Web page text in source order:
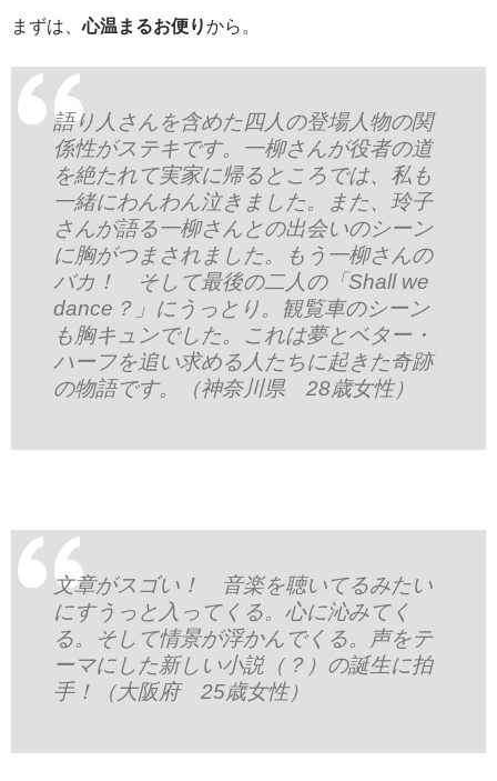
まずは、心温まるお便りから。
語り人さんを含めた四人の登場人物の関
係性がステキです。一柳さんが役者の道
を絶たれて実家に帰るところでは、私も
一緒にわんわん泣きました。また、玲子
さんが語る一柳さんとの出会いのシーン
に胸がつまされました。もう一柳さんの
バカ！ そして最後の二人の「Shall we
dance？」にうっとり。観覧車のシーン
も胸キュンでした。これは夢とベター・
ハーフを追い求める人たちに起きた奇跡
の物語です。（神奈川県 28歳女性）
文章がスゴい！ 音楽を聴いてるみたい
にすうっと入ってくる。心に沁みてく
る。そして情景が浮かんでくる。声をテ
ーマにした新しい小説（？）の誕生に拍
手！（大阪府 25歳女性）